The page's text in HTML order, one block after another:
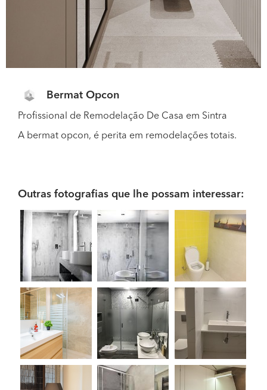
Bermat Opcon
Profissional de Remodelação De Casa em Sintra
A bermat opcon, é perita em remodelações totais.
Outras fotografias que lhe possam interessar: